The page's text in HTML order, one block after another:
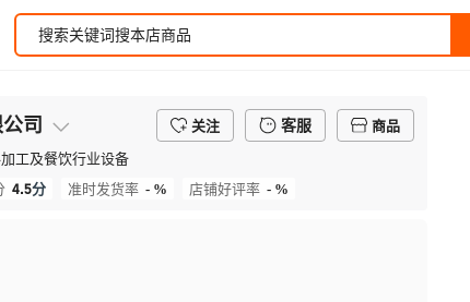
司 关注 客服
商品
工及餐饮行业设备
4.5分 准时发货率 - % 店铺好评率 - %